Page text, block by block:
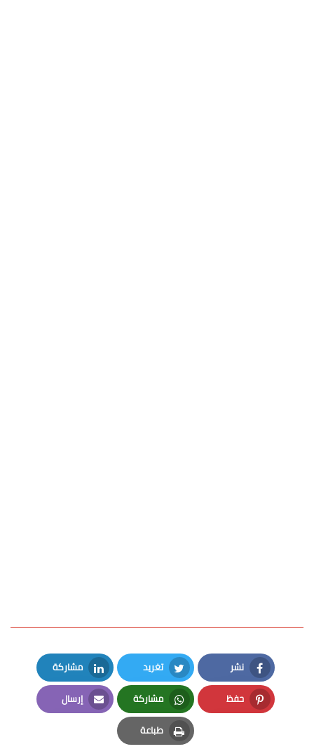
نشر
Facebook
تغريد
Twitter
مشاركة
LinkedIn
حفظ
Pinterest
مشاركة
Whatsapp
إرسال
Email
طباعة
Print